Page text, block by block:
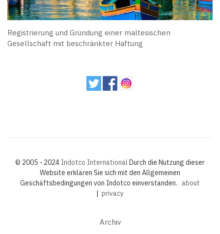
Registrierung und Gründung einer maltesischen
Gesellschaft mit beschränkter Haftung
© 2005 - 2024 Indotco International Durch die Nutzung dieser
Website erklären Sie sich mit den Allgemeinen
Geschäftsbedingungen von Indotco einverstanden. about
| privacy
Archiv